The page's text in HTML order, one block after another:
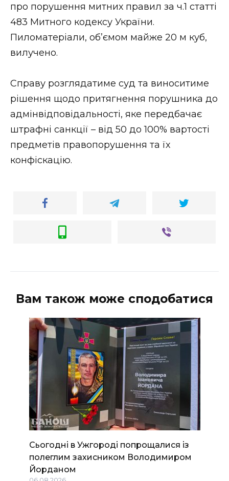
про порушення митних правил за ч.1 статті
483 Митного кодексу України.
Пиломатеріали, об’ємом майже 20 м куб,
вилучено.
Справу розглядатиме суд та виноситиме
рішення щодо притягнення порушника до
адмінвідповідальності, яке передбачає
штрафні санкції – від 50 до 100% вартості
предметів правопорушення та їх
конфіскацію.
Вам також може сподобатися
Сьогодні в Ужгороді попрощалися із
полеглим захисником Володимиром
Йорданом